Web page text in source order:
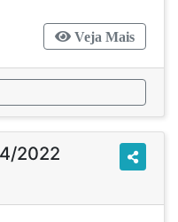
Veja Mais
2022